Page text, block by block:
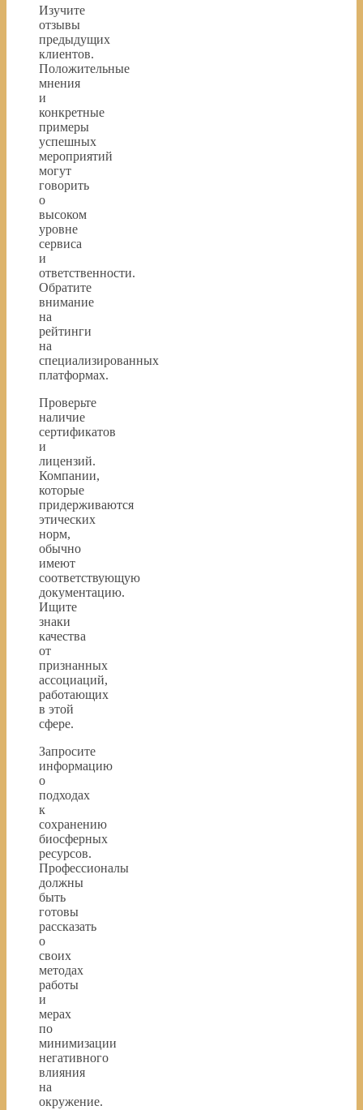
Изучите
отзывы
предыдущих
клиентов.
Положительные
мнения
и
конкретные
примеры
успешных
мероприятий
могут
говорить
о
высоком
уровне
сервиса
и
ответственности.
Обратите
внимание
на
рейтинги
на
специализированных
платформах.
Проверьте
наличие
сертификатов
и
лицензий.
Компании,
которые
придерживаются
этических
норм,
обычно
имеют
соответствующую
документацию.
Ищите
знаки
качества
от
признанных
ассоциаций,
работающих
в этой
сфере.
Запросите
информацию
о
подходах
к
сохранению
биосферных
ресурсов.
Профессионалы
должны
быть
готовы
рассказать
о
своих
методах
работы
и
мерах
по
минимизации
негативного
влияния
на
окружение.